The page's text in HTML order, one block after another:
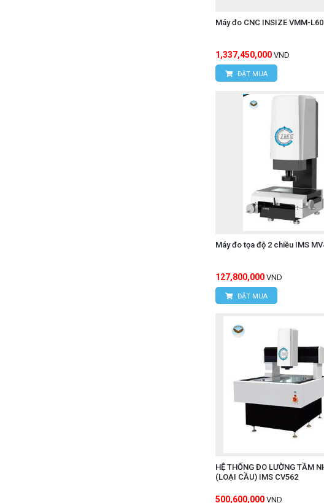
Máy đo CNC INSIZE VMM-
1,337,450,000 VND
ĐẶT MUA
Máy đo tọa độ 2 chiều IMS
127,800,000 VND
ĐẶT MUA
HỆ THỐNG ĐO LƯỜNG TẦM
(LOẠI CẦU) IMS CV562
500,600,000 VND